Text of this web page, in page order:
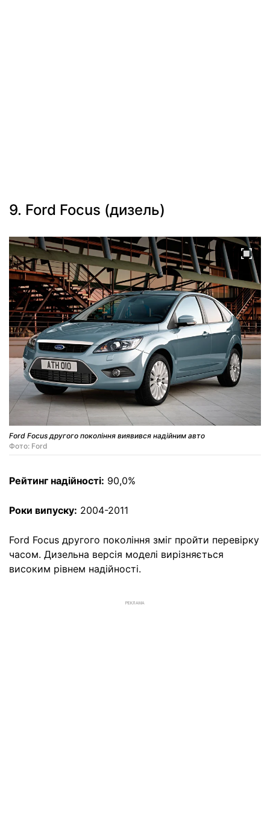
9. Ford Focus (дизель)
Ford Focus другого покоління виявився надійним авто
Фото: Ford
Рейтинг надійності: 90,0%
Роки випуску: 2004-2011
Ford Focus другого покоління зміг пройти перевірку
часом. Дизельна версія моделі вирізняється
високим рівнем надійності.
РЕКЛАМА